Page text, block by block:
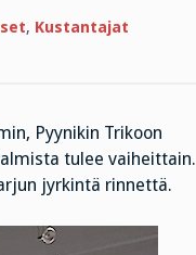
, Kustantajat
Pyynikin Trikoon
tulee vaiheittain.
jyrkintä rinnettä.